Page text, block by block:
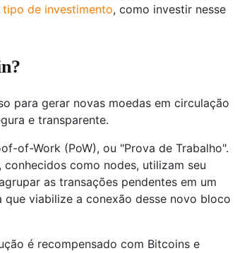
tipo de investimento, como investir nesse
para gerar novas moedas em circulação
e transparente.
of-Work (PoW), ou "Prova de Trabalho".
como nodes, utilizam seu
as transações pendentes em um
viabilize a conexão desse novo bloco
é recompensado com Bitcoins e